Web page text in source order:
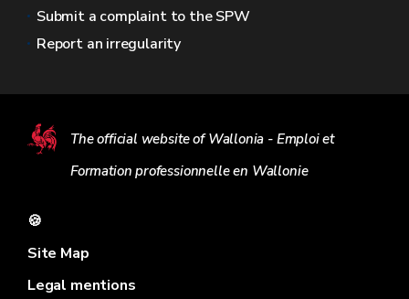
Submit a complaint to the SPW
Report an irregularity
The official website of Wallonia - Emploi et
Formation professionnelle en Wallonie
🍪
Site Map
Legal mentions